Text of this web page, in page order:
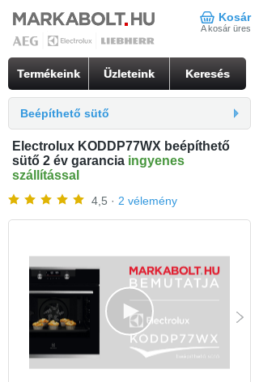
Kosár
A kosár üres
Termékeink Üzleteink Keresés
Beépíthető sütő
Electrolux KODDP77WX beépíthető
sütő 2 év garancia ingyenes
szállítással
4,5 · 2 vélemény